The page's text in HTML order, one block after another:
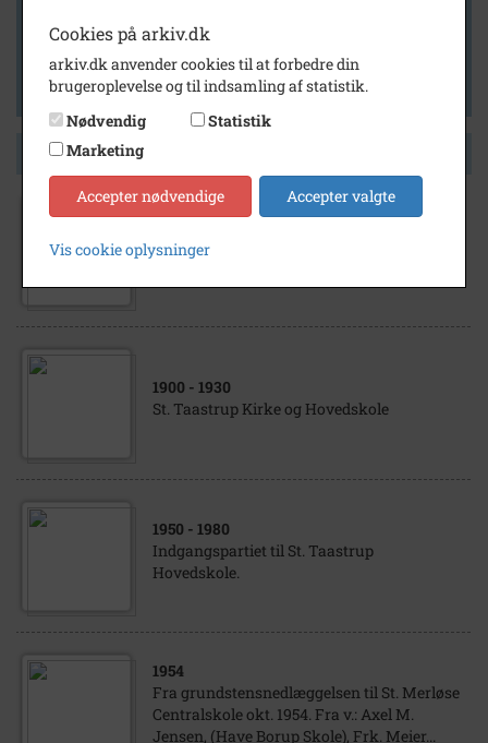
Vis kun med lydklip
Vis kun med kilder
Vis kun med geo-tag
Side 1 af 1
St. Taastrup Hovedskole.
1900 - 1930
St. Taastrup Kirke og Hovedskole
1950 - 1980
Indgangspartiet til St. Taastrup
Hovedskole.
1954
Fra grundstensnedlæggelsen til St. Merløse
Centralskole okt. 1954. Fra v.: Axel M.
Jensen, (Have Borup Skole), Frk. Meier...
Cookies på arkiv.dk
arkiv.dk anvender cookies til at forbedre din
brugeroplevelse og til indsamling af statistik.
Nødvendig
Statistik
Marketing
Accepter nødvendige Accepter valgte
Vis cookie oplysninger